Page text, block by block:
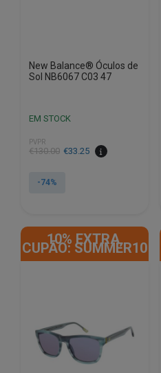
New Balance® Óculos de
Sol NB6067 C03 47
EM STOCK
PVPR
€130.00
O
original
€33.25
O
atual
-74%
10% EXTRA,
CUPÃO: SUMMER10